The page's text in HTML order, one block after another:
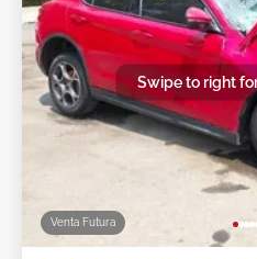
Venta Futura
Swipe to right